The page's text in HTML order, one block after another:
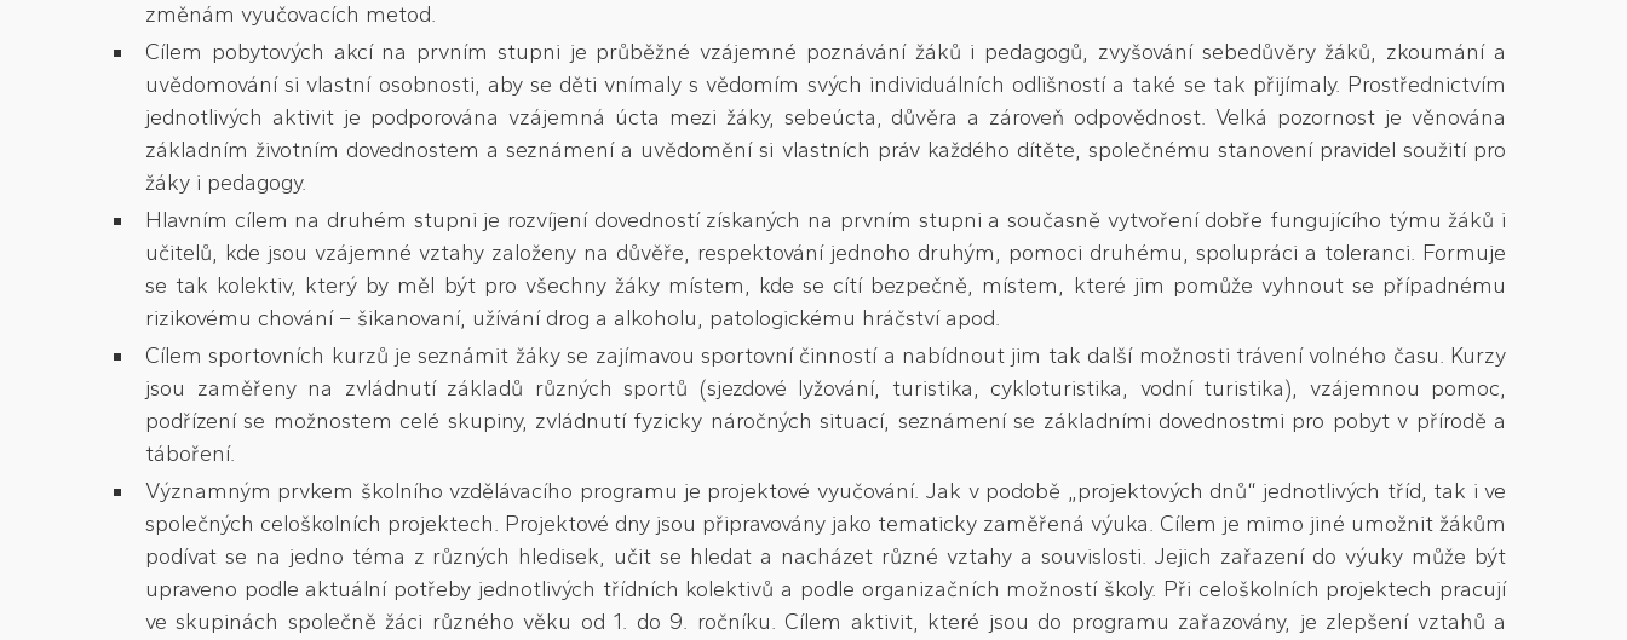
změnám vyučovacích metod.
Cílem pobytových akcí na prvním stupni je průběžné vzájemné poznávání žáků i pedagogů, zvyšování sebedůvěry žáků, zkoumání a
uvědomování si vlastní osobnosti, aby se děti vnímaly s vědomím svých individuálních odlišností a také se tak přijímaly. Prostřednictvím
jednotlivých aktivit je podporována vzájemná úcta mezi žáky, sebeúcta, důvěra a zároveň odpovědnost. Velká pozornost je věnována
základním životním dovednostem a seznámení a uvědomění si vlastních práv každého dítěte, společnému stanovení pravidel soužití pro
žáky i pedagogy.
Hlavním cílem na druhém stupni je rozvíjení dovedností získaných na prvním stupni a současně vytvoření dobře fungujícího týmu žáků i
učitelů, kde jsou vzájemné vztahy založeny na důvěře, respektování jednoho druhým, pomoci druhému, spolupráci a toleranci. Formuje
se tak kolektiv, který by měl být pro všechny žáky místem, kde se cítí bezpečně, místem, které jim pomůže vyhnout se případnému
rizikovému chování – šikanovaní, užívání drog a alkoholu, patologickému hráčství apod.
Cílem sportovních kurzů je seznámit žáky se zajímavou sportovní činností a nabídnout jim tak další možnosti trávení volného času. Kurzy
jsou zaměřeny na zvládnutí základů různých sportů (sjezdové lyžování, turistika, cykloturistika, vodní turistika), vzájemnou pomoc,
podřízení se možnostem celé skupiny, zvládnutí fyzicky náročných situací, seznámení se základními dovednostmi pro pobyt v přírodě a
táboření.
Významným prvkem školního vzdělávacího programu je projektové vyučování. Jak v podobě „projektových dnů“ jednotlivých tříd, tak i ve
společných celoškolních projektech. Projektové dny jsou připravovány jako tematicky zaměřená výuka. Cílem je mimo jiné umožnit žákům
podívat se na jedno téma z různých hledisek, učit se hledat a nacházet různé vztahy a souvislosti. Jejich zařazení do výuky může být
upraveno podle aktuální potřeby jednotlivých třídních kolektivů a podle organizačních možností školy. Při celoškolních projektech pracují
ve skupinách společně žáci různého věku od 1. do 9. ročníku. Cílem aktivit, které jsou do programu zařazovány, je zlepšení vztahů a